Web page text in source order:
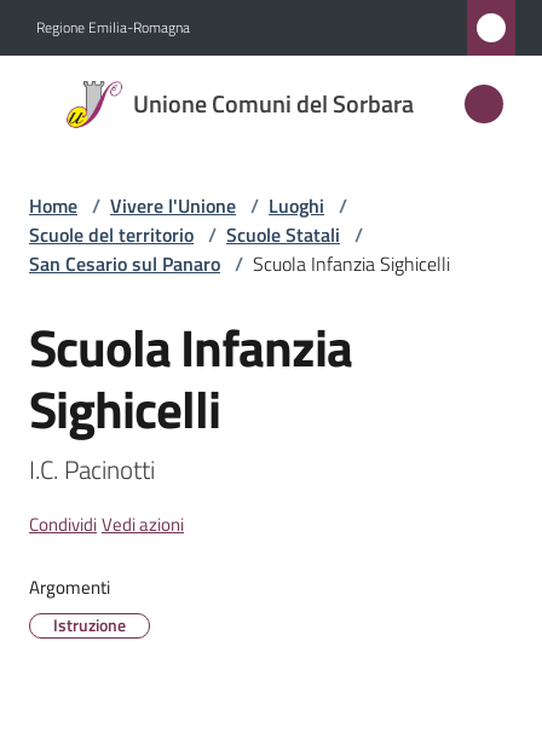
Regione Emilia-Romagna
Unione Comuni del Sorbara
Unione
Comuni
Sorbara
Novità
Servizi
l'Unione
Home / Vivere l'Unione / Luoghi /
Scuole del territorio / Scuole Statali /
San Cesario sul Panaro / Scuola Infanzia Sighicelli
Salta al contenuto
Scuola Infanzia
Sighicelli
I.C. Pacinotti
CondividiVedi azioni
Argomenti
Istruzione